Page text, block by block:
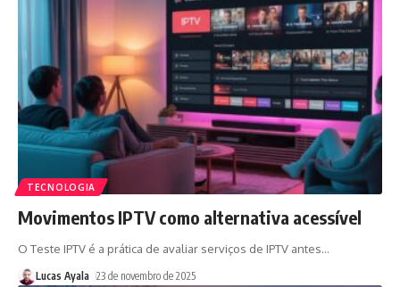
TECNOLOGIA
Movimentos IPTV como alternativa acessível
O Teste IPTV é a prática de avaliar serviços de IPTV antes…
Lucas Ayala 23 de novembro de 2025